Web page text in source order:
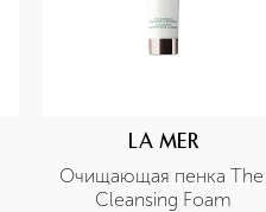
LA MER
Очищающая пенка The
Cleansing Foam